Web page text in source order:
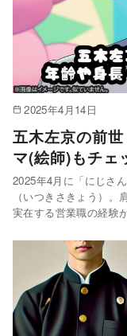
2025年4月14日
五木左京の前
マ(絵師)もチェ
2025年4月に「にじさ
（いつきさきょう）。
実在する営業職の経験